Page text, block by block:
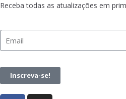
Receba todas as atualizações em
Inscreva-se!